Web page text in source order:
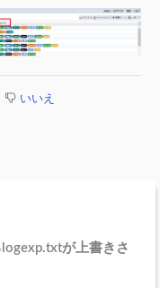
いいえ
が上書きさ